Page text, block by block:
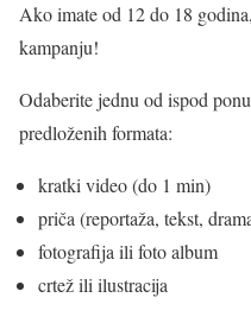
Ako imate od 12 do 18
kampanju!
Odaberite jednu od ispod
predloženih formata:
kratki video (do 1 min)
priča (reportaža, tekst,
fotografija ili foto album
crtež ili ilustracija